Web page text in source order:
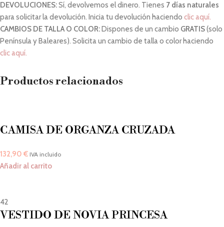
DEVOLUCIONES:Sí, devolvemos el dinero. Tienes 7 días naturales
para solicitar la devolución. Inicia tu devolución haciendo clic aquí.
CAMBIOS DE TALLA O COLOR: Dispones de un cambio GRATIS(solo
Península y Baleares). Solicita un cambio de talla o color haciendo
clic aquí.
Productos relacionados
CAMISA DE ORGANZA CRUZADA
132,90 € IVA incluido
Añadir al carrito
42
VESTIDO DE NOVIA PRINCESA